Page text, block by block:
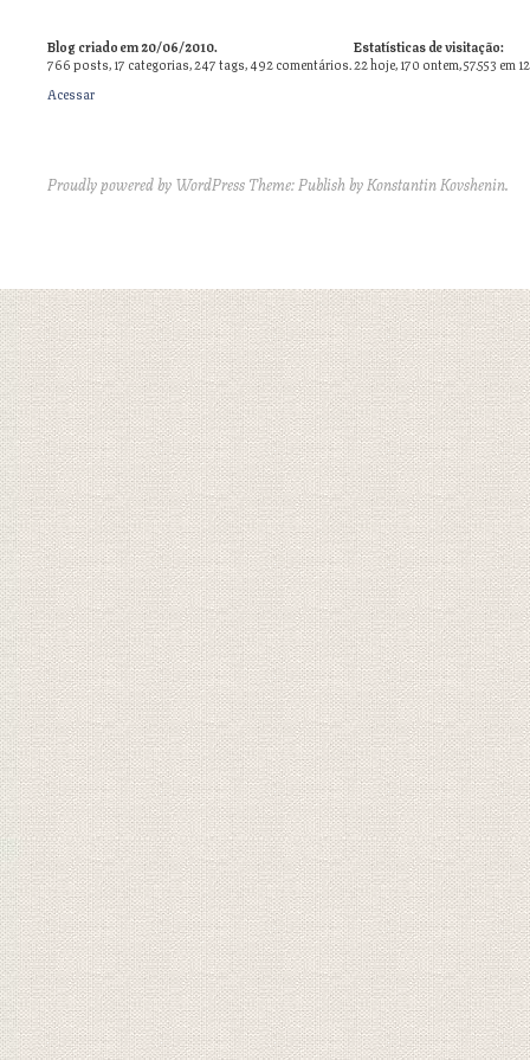
Blog criado em 20/06/2010.
766posts,17 categorias,247tags,492comentários.
Estatísticas de visitação:
22 hoje, 170 ontem, 57.553 em
Acessar
Proudly powered by WordPress Theme: Publish by Konstantin Kovshenin.